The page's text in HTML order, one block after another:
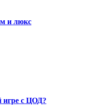
и люкс
игре с ЦОД?